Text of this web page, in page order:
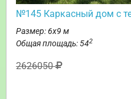
№145 Каркасный дом с
Размер: 6х9 м
Общая площадь: 542
2626050